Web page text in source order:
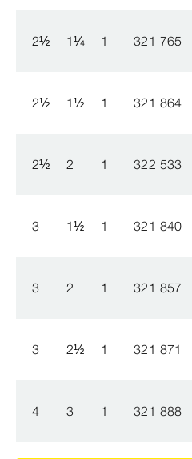
2½ 1¼ 1 321 765
2½ 1½ 1 321 864
2½ 2 1 322 533
3 1½ 1 321 840
3 2 1 321 857
3 2½ 1 321 871
4 3 1 321 888